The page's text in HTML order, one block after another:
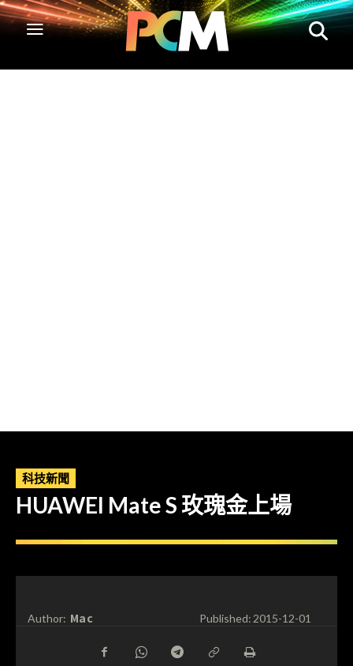
科技新聞
HUAWEI Mate S 玫瑰金上場
Author: Mac Published:2015-12-01